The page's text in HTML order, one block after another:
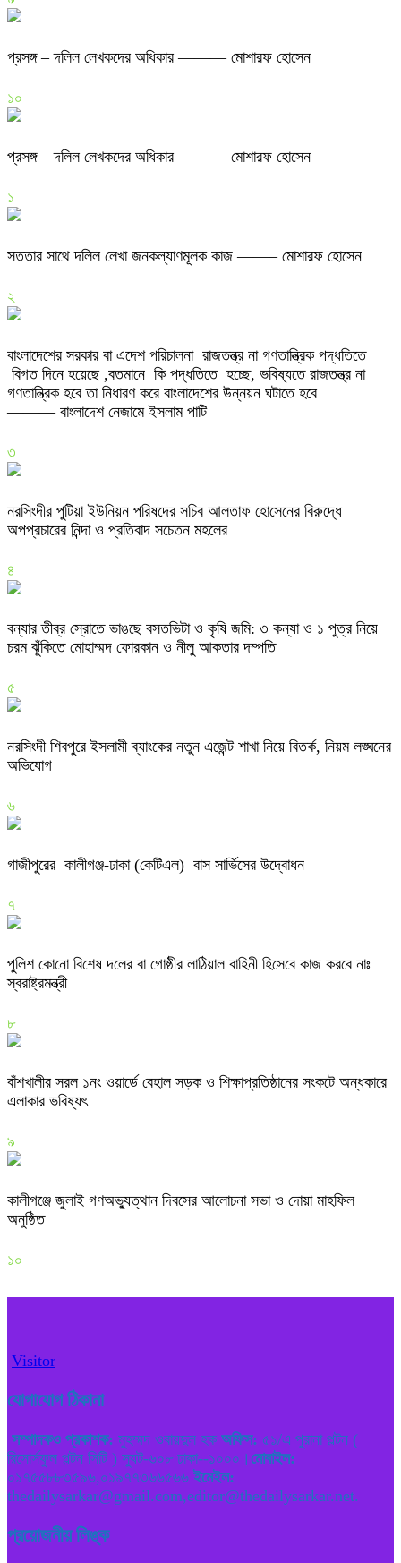
প্রসঙ্গ – দলিল লেখকদের অধিকার ——— মোশারফ হোসেন
১০
প্রসঙ্গ – দলিল লেখকদের অধিকার ——— মোশারফ হোসেন
১
সততার সাথে দলিল লেখা জনকল্যাণমূলক কাজ ——– মোশারফ হোসেন
২
বাংলাদেশের সরকার বা এদেশ পরিচালনা রাজতন্ত্র না গণতান্ত্রিক পদ্ধতিতে
বিগত দিনে হয়েছে ,বতমানে কি পদ্ধতিতে হচ্ছে, ভবিষ্যতে রাজতন্ত্র না
গণতান্ত্রিক হবে তা নিধারণ করে বাংলাদেশের উন্নয়ন ঘটাতে হবে
——— বাংলাদেশ নেজামে ইসলাম পাটি
৩
নরসিংদীর পুটিয়া ইউনিয়ন পরিষদের সচিব আলতাফ হোসেনের বিরুদ্ধে
অপপ্রচারের নিন্দা ও প্রতিবাদ সচেতন মহলের
৪
বন্যার তীব্র স্রোতে ভাঙছে বসতভিটা ও কৃষি জমি: ৩ কন্যা ও ১ পুত্র নিয়ে
চরম ঝুঁকিতে মোহাম্মদ ফোরকান ও নীলু আকতার দম্পতি
৫
নরসিংদী শিবপুরে ইসলামী ব্যাংকের নতুন এজেন্ট শাখা নিয়ে বিতর্ক, নিয়ম লঙ্ঘনের
অভিযোগ
৬
গাজীপুরের কালীগঞ্জ-ঢাকা (কেটিএল) বাস সার্ভিসের উদ্বোধন
৭
পুলিশ কোনো বিশেষ দলের বা গোষ্ঠীর লাঠিয়াল বাহিনী হিসেবে কাজ করবে নাঃ
স্বরাষ্ট্রমন্ত্রী
৮
বাঁশখালীর সরল ১নং ওয়ার্ডে বেহাল সড়ক ও শিক্ষাপ্রতিষ্ঠানের সংকটে অন্ধকারে
এলাকার ভবিষ্যৎ
৯
কালীগঞ্জে জুলাই গণঅভ্যুত্থান দিবসের আলোচনা সভা ও দোয়া মাহফিল
অনুষ্ঠিত
১০
Visitor
যোগাযোগ ঠিকানা
সম্পাদকও প্রকাশক: মুহম্মদ ওবায়দুল হক অফিস: ৫১/এ পুরানা পল্টন (
রিসোর্সফুল পল্টন সিটি ) স্যুট-৬০৮ ঢাকা--১০০০। মোবাইল:
০১৭৫৫৮৮৩৫৯৬,০১৯৭৭৩৬৬৫৬৬ ইমেইল:
thedailysarkar@gmail.com,editor@thedailysarkar.net.
প্রয়োজনীয় লিঙ্ক